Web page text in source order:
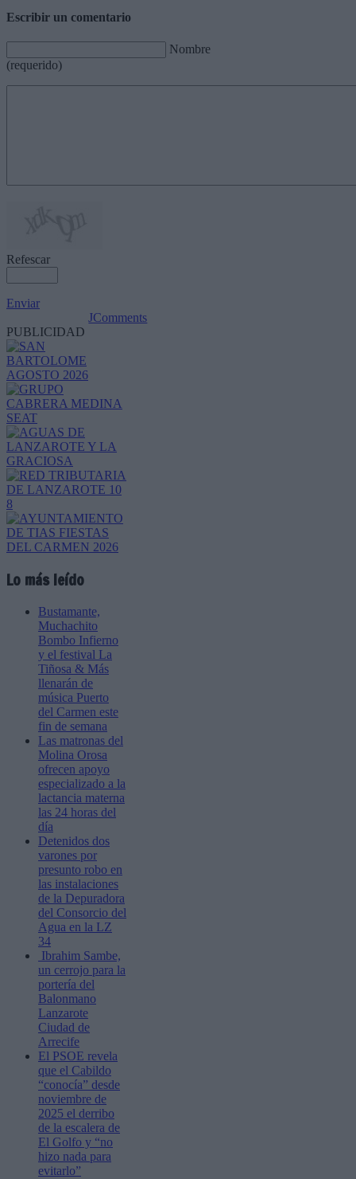
Escribir un comentario
Nombre
(requerido)
Refescar
Enviar
JComments
PUBLICIDAD
Lo más leído
Bustamante,
Muchachito
Bombo Infierno
y el festival La
Tiñosa & Más
llenarán de
música Puerto
del Carmen este
fin de semana
Las matronas del
Molina Orosa
ofrecen apoyo
especializado a la
lactancia materna
las 24 horas del
día
Detenidos dos
varones por
presunto robo en
las instalaciones
de la Depuradora
del Consorcio del
Agua en la LZ
34
Ibrahim Sambe,
un cerrojo para la
portería del
Balonmano
Lanzarote
Ciudad de
Arrecife
El PSOE revela
que el Cabildo
“conocía” desde
noviembre de
2025 el derribo
de la escalera de
El Golfo y “no
hizo nada para
evitarlo”